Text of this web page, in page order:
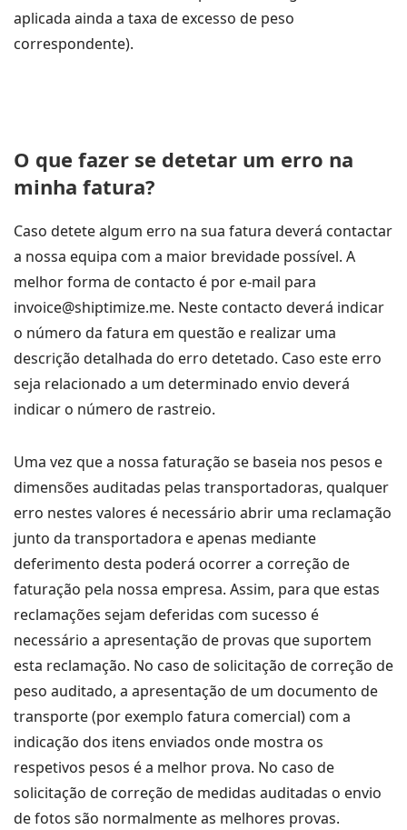
aplicada ainda a taxa de excesso de peso
correspondente).
O que fazer se detetar um erro na
minha fatura?
Caso detete algum erro na sua fatura deverá contactar
a nossa equipa com a maior brevidade possível. A
melhor forma de contacto é por e-mail para
invoice@shiptimize.me. Neste contacto deverá indicar
o número da fatura em questão e realizar uma
descrição detalhada do erro detetado. Caso este erro
seja relacionado a um determinado envio deverá
indicar o número de rastreio.
Uma vez que a nossa faturação se baseia nos pesos e
dimensões auditadas pelas transportadoras, qualquer
erro nestes valores é necessário abrir uma reclamação
junto da transportadora e apenas mediante
deferimento desta poderá ocorrer a correção de
faturação pela nossa empresa. Assim, para que estas
reclamações sejam deferidas com sucesso é
necessário a apresentação de provas que suportem
esta reclamação. No caso de solicitação de correção de
peso auditado, a apresentação de um documento de
transporte (por exemplo fatura comercial) com a
indicação dos itens enviados onde mostra os
respetivos pesos é a melhor prova. No caso de
solicitação de correção de medidas auditadas o envio
de fotos são normalmente as melhores provas.